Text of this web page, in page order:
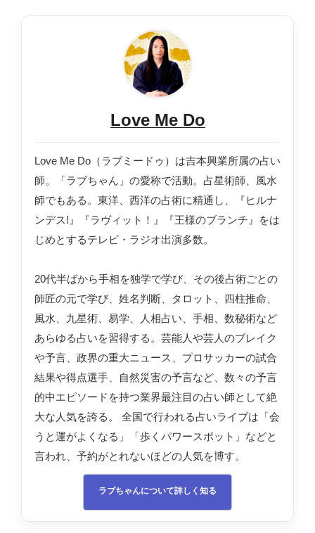
Love Me Do
Love Me Do（ラブミードゥ）は吉本興業所属の占い
師。「ラブちゃん」の愛称で活動。占星術師、風水
師でもある。東洋、西洋の占術に精通し、『ヒルナ
ンデス!』『ラヴィット！』『王様のブランチ』をは
じめとするテレビ・ラジオ出演多数。
20代半ばから手相を独学で学び、その後占術ごとの
師匠の元で学び、姓名判断、タロット、四柱推命、
風水、九星術、易学、人相占い、手相、数秘術など
あらゆる占いを習得する。芸能人や芸人のブレイク
や予言、政界の重大ニュース、プロサッカーの試合
結果や得点選手、自然災害の予言など、数々の予言
的中エピソードを持つ業界最注目の占い師として絶
大な人気を誇る。 全国で行われる占いライブは「会
うと運がよくなる」「歩くパワースポット」などと
言われ、予約がとれないほどの人気を博す。
ラブちゃんについて詳しく知る